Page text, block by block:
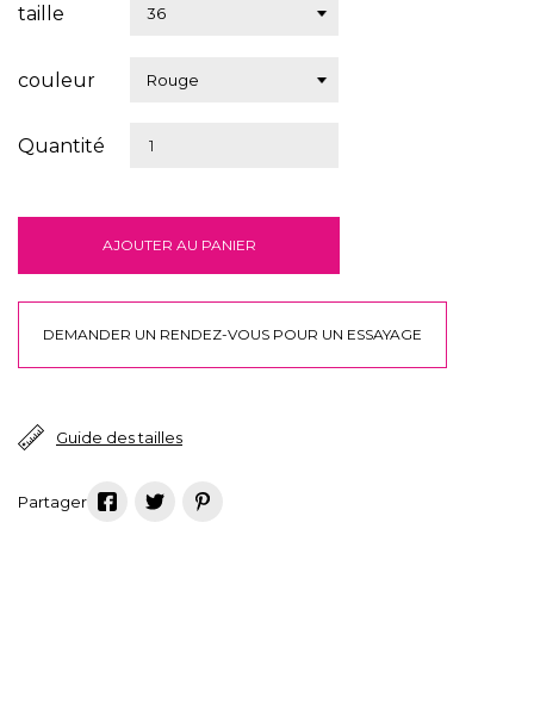
taille
couleur
Quantité
AJOUTER AU PANIER
DEMANDER UN RENDEZ-VOUS POUR UN ESSAYAGE
Guide des tailles